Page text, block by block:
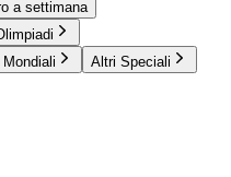
a settimana
Altri Speciali